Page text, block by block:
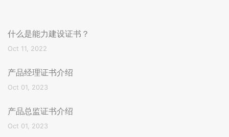
什么是能力建设证书？
Oct 11, 2022
产品经理证书介绍
Oct 01, 2023
产品总监证书介绍
Oct 01, 2023